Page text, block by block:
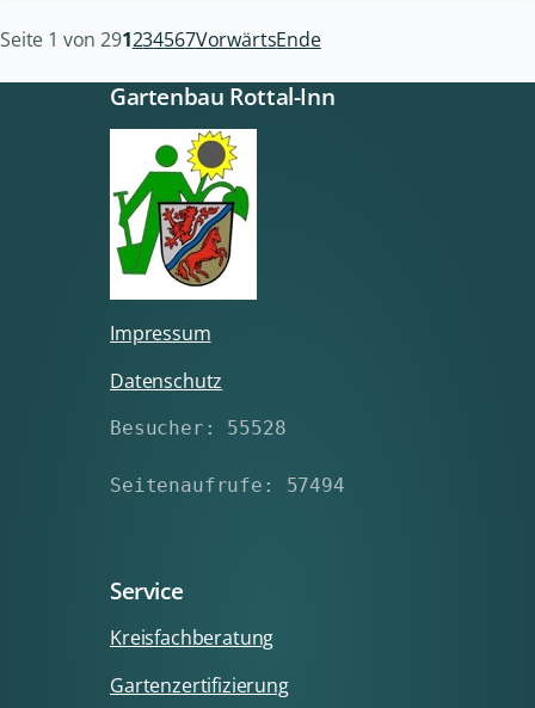
Seite 1 von 291234567VorwärtsEnde
Gartenbau Rottal-Inn
Impressum
Datenschutz
Besucher: 55528
Seitenaufrufe: 57494
Service
Kreisfachberatung
Gartenzertifizierung